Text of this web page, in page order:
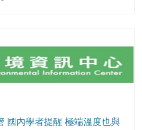
國內學者提醒 極端溫度也與